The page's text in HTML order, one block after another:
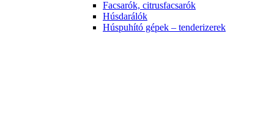
Facsarók, citrusfacsarók
Húsdarálók
Húspuhító gépek – tenderizerek